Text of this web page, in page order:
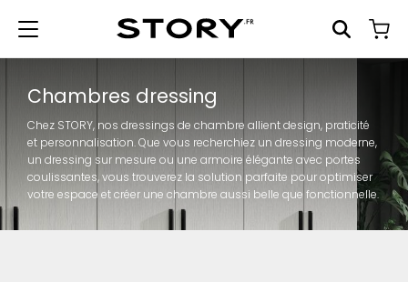
Chambres dressing
Chez STORY, nos dressings de chambre allient design, praticité
et personnalisation. Que vous recherchiez un dressing moderne,
un dressing sur mesure ou une armoire élégante avec portes
coulissantes, vous trouverez la solution parfaite pour optimiser
votre espace et créer une chambre aussi belle que fonctionnelle.